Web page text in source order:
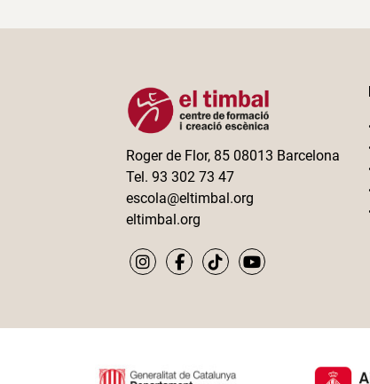
Roger de Flor, 85 08013 Barcelona
Tel. 93 302 73 47
escola@eltimbal.org
eltimbal.org